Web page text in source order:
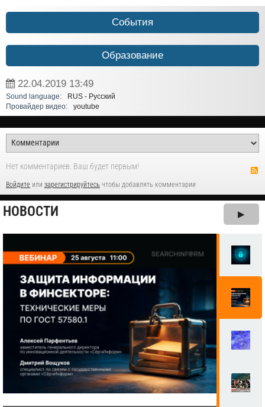
События
Образование
22.04.2019 13:49
Sound language:
RUS - Русский
Провайдер видео:
youtube
Нет комментариев. Ваш будет первым!
Войдите или зарегистрируйтесь чтобы добавлять комментарии
НОВОСТИ ▶